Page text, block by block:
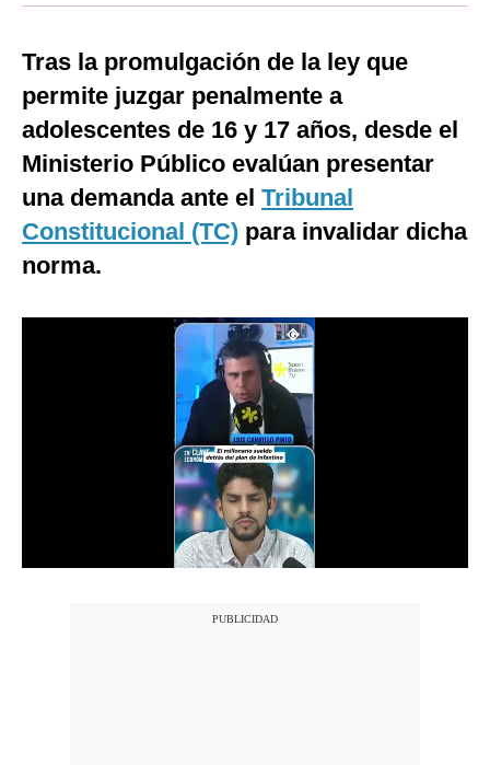
Internacional
Tecnología
Club del Suscriptor
Mix
gestion.pe
Tras la promulgación de la ley que
permite juzgar penalmente a
adolescentes de 16 y 17 años, desde el
Ministerio Público evalúan presentar
una demanda ante el Tribunal
Constitucional (TC) para invalidar dicha
norma.